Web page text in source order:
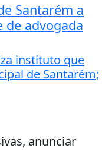
Santarém a
de advogada
instituto que
de Santarém;
anunciar